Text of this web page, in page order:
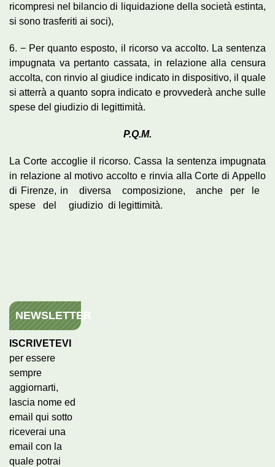
ricompresi nel bilancio di liquidazione della società estinta,
si sono trasferiti ai soci),
6. − Per quanto esposto, il ricorso va accolto. La sentenza
impugnata va pertanto cassata, in relazione alla censura
accolta, con rinvio al giudice indicato in dispositivo, il quale
si atterrà a quanto sopra indicato e provvederà anche sulle
spese del giudizio di legittimità.
P.Q.M.
La Corte accoglie il ricorso. Cassa la sentenza impugnata
in relazione al motivo accolto e rinvia alla Corte di Appello
di Firenze, in diversa composizione, anche per le
spese del giudizio di legittimità.
NEWSLETTER
ISCRIVETEVI
per essere
sempre
aggiornarti,
lascia nome ed
email qui sotto
riceverai una
email con la
quale potrai